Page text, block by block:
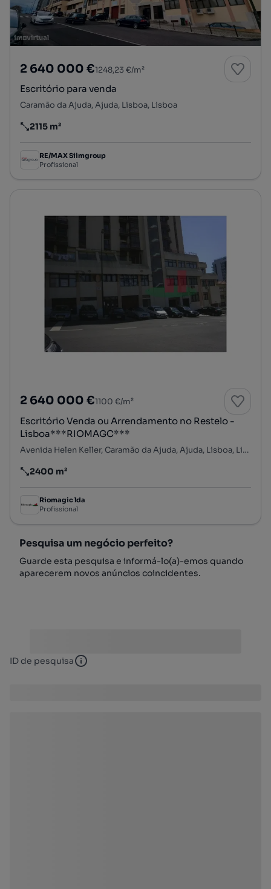
2 640 000 €1248,23 €/m²
Escritório para venda
Caramão da Ajuda, Ajuda, Lisboa, Lisboa
Preço por metro quadrado
2115 m²
RE/MAX Siimgroup
Profissional
2 640 000 €1100 €/m²
Escritório Venda ou Arrendamento no Restelo -
Lisboa***RIOMAGC***
Avenida Helen Keller, Caramão da Ajuda, Ajuda, Lisboa, Lisboa
Preço por metro quadrado
2400 m²
Riomagic lda
Profissional
Pesquisa um negócio perfeito?
Guarde esta pesquisa e informá-lo(a)-emos quando
aparecerem novos anúncios coincidentes.
ID de pesquisa ID de pesquisa